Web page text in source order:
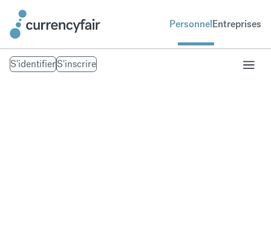
PersonnelEntreprises
S'identifierS'inscrire